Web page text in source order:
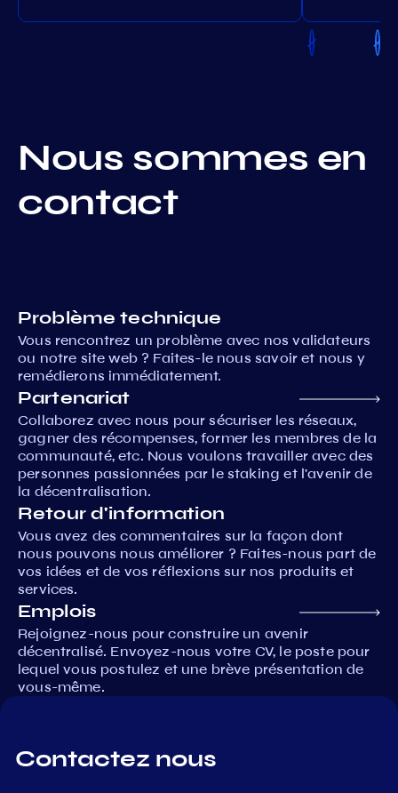
Nous sommes en
contact
Problème technique
Vous rencontrez un problème avec nos validateurs
ou notre site web ? Faites-le nous savoir et nous y
remédierons immédiatement.
Partenariat
Collaborez avec nous pour sécuriser les réseaux,
gagner des récompenses, former les membres de la
communauté, etc. Nous voulons travailler avec des
personnes passionnées par le staking et l'avenir de
la décentralisation.
Retour d'information
Vous avez des commentaires sur la façon dont
nous pouvons nous améliorer ? Faites-nous part de
vos idées et de vos réflexions sur nos produits et
services.
Emplois
Rejoignez-nous pour construire un avenir
décentralisé. Envoyez-nous votre CV, le poste pour
lequel vous postulez et une brève présentation de
vous-même.
Contactez nous